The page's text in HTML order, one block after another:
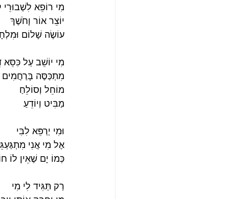
מִי רוֹפֵא לִשְׁבוּרֵי
יוֹצֵר אוֹר וָחֹשֶׁךְ⁠
עוֹשֶׂה שָׁלוֹם
מִי יוֹשֵׁב עַל כִּסֵּא
מִתְכַּסֶּה בָּרַחֲמִים
מוֹחֵל וְסוֹלֵחַ⁠
מַבִּיט וְיוֹדֵעַ⁠
וּמִי יְרַפֵּא לִבִּי
אֶל מִי אֲנִי
כְּמוֹ יָם שֶׁאֵין לוֹ
רַק תַּגִּיד לִי מִי